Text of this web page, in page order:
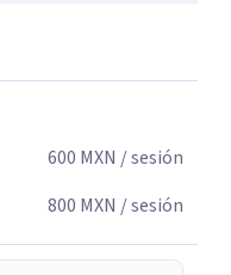
600 MXN / sesión
800 MXN / sesión